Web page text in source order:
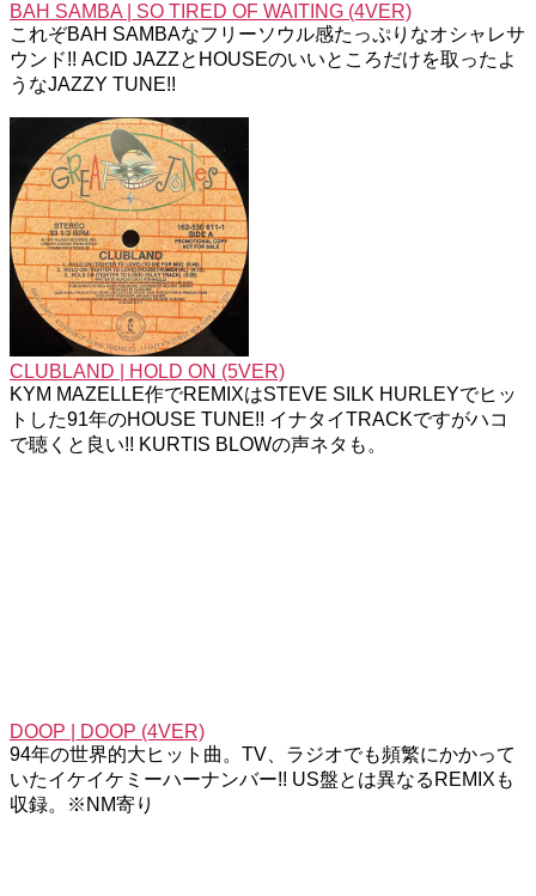
BAH SAMBA | SO TIRED OF WAITING (4VER)
これぞBAH SAMBAなフリーソウル感たっぷりなオシャレサ
ウンド!! ACID JAZZとHOUSEのいいところだけを取ったよ
うなJAZZY TUNE!!
CLUBLAND | HOLD ON (5VER)
KYM MAZELLE作でREMIXはSTEVE SILK HURLEYでヒッ
トした91年のHOUSE TUNE!! イナタイTRACKですがハコ
で聴くと良い!! KURTIS BLOWの声ネタも。
DOOP | DOOP (4VER)
94年の世界的大ヒット曲。TV、ラジオでも頻繁にかかって
いたイケイケミーハーナンバー!! US盤とは異なるREMIXも
収録。※NM寄り